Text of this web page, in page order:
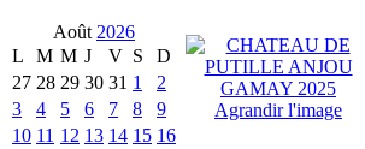
Août 2026
L
M M J V S
D
27 28 29 30 31 1
2
3
4 5 6 7 8
9
10 11 12 13 14 15 16
Agrandir l'image